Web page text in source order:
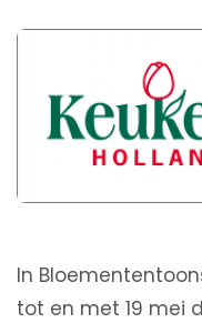
In
tot en met 19 mei